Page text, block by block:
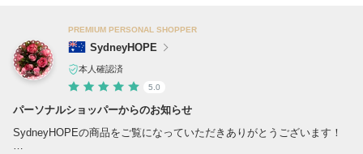
PREMIUM PERSONAL SHOPPER
SydneyHOPE
本人確認済
5.0
パーソナルショッパーからのお知らせ
SydneyHOPEの商品をご覧になっていただきありがとうございます！